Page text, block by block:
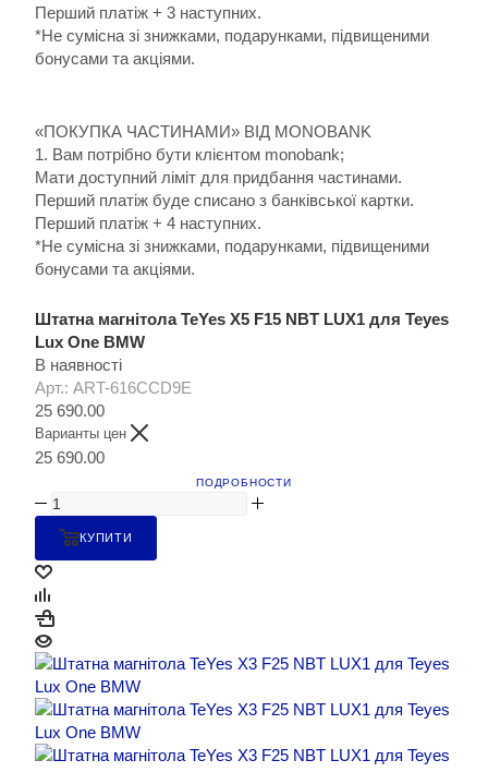
Перший платіж + 3 наступних.
*Не сумісна зі знижками, подарунками, підвищеними
бонусами та акціями.
«ПОКУПКА ЧАСТИНАМИ» ВІД MONOBANK
1. Вам потрібно бути клієнтом monobank;
Мати доступний ліміт для придбання частинами.
Перший платіж буде списано з банківської картки.
Перший платіж + 4 наступних.
*Не сумісна зі знижками, подарунками, підвищеними
бонусами та акціями.
Штатна магнітола TeYes X5 F15 NBT LUX1 для Teyes
Lux One BMW
В наявності
Арт.: ART-616CCD9E
25 690.00
Варианты цен
25 690.00
ПОДРОБНОСТИ
КУПИТИ